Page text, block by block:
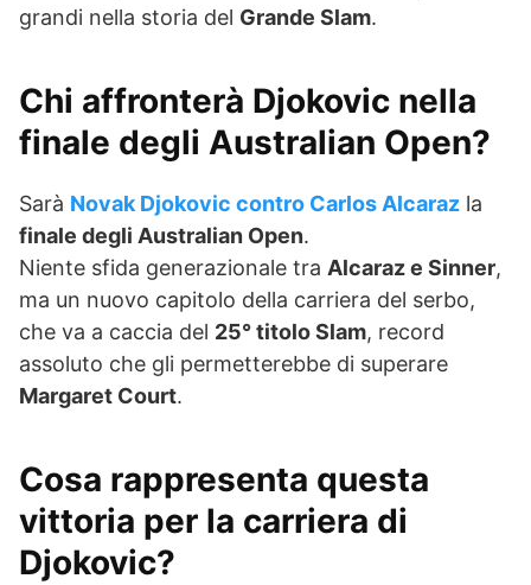
grandi nella storia del Grande Slam.
Chi affronterà Djokovic nella
finale degli Australian Open?
Sarà Novak Djokovic contro Carlos Alcaraz la
finale degli Australian Open.
Niente sfida generazionale tra Alcaraz e Sinner,
ma un nuovo capitolo della carriera del serbo,
che va a caccia del 25° titolo Slam, record
assoluto che gli permetterebbe di superare
Margaret Court.
Cosa rappresenta questa
vittoria per la carriera di
Djokovic?